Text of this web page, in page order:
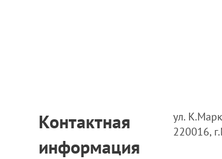
Контактная
информация
ул.
220016,